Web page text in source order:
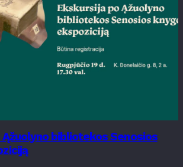
bibliotekos Senosios